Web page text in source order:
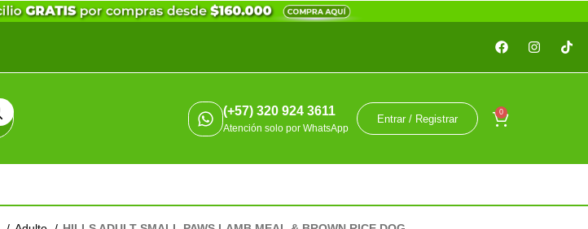
(+57) 320 924 3611
Atención solo por WhatsApp
Entrar / Registrar
0